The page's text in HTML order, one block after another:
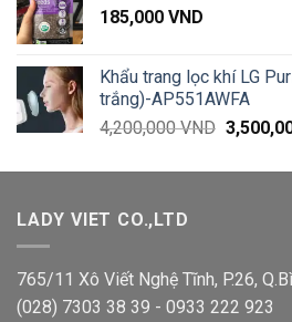
185,000 VND
Khẩu trang lọc khí LG
trắng)-AP551AWFA
4,200,000VND Giá
là:
LADY VIET CO.,LTD
765/11 Xô Viết Nghệ Tĩnh, P.26,
(028) 7303 38 39 - 0933 222 923